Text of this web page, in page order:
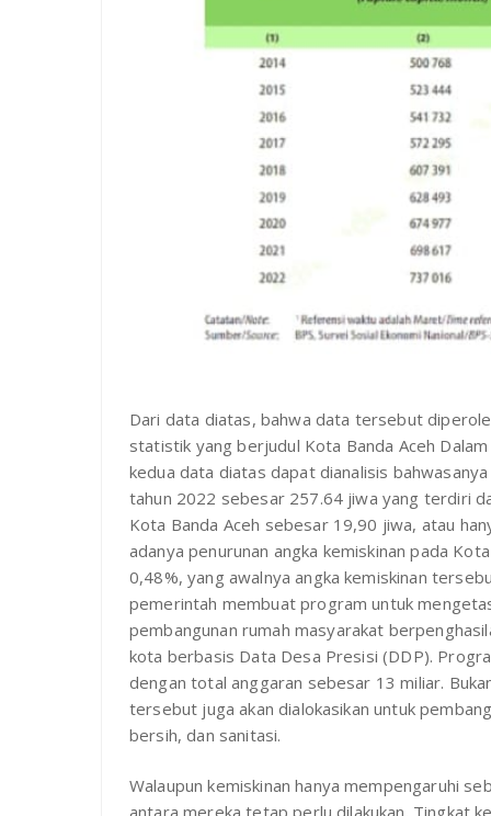
Dari data diatas, bahwa data tersebut
statistik yang berjudul Kota Banda Aceh
kedua data diatas dapat dianalisis
tahun 2022 sebesar 257.64 jiwa yang terdiri
Kota Banda Aceh sebesar 19,90 jiwa, atau
adanya penurunan angka kemiskinan pada
0,48%, yang awalnya angka kemiskinan
pemerintah membuat program untuk
pembangunan rumah masyarakat
kota berbasis Data Desa Presisi (DDP).
dengan total anggaran sebesar 13 miliar.
tersebut juga akan dialokasikan untuk
bersih, dan sanitasi.
Walaupun kemiskinan hanya mempengaruhi